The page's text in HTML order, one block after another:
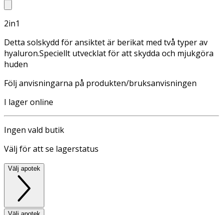
2in1
Detta solskydd för ansiktet är berikat med två typer av
hyaluron.Speciellt utvecklat för att skydda och mjukgöra
huden
Följ anvisningarna på produkten/bruksanvisningen
I lager online
Ingen vald butik
Välj för att se lagerstatus
Välj apotek